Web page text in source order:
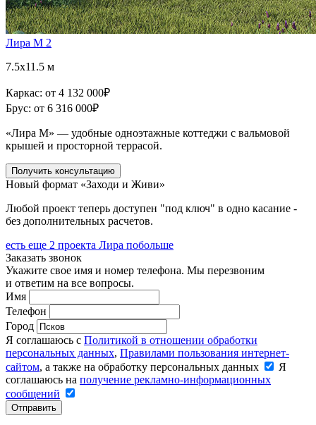
Лира М 2
7.5x11.5 м
Каркас: от 4 132 000₽
Брус: от 6 316 000₽
«Лира М» — удобные одноэтажные коттеджи с вальмовой
крышей и просторной террасой.
Получить консультацию
Новый формат «Заходи и Живи»
Любой проект теперь доступен "под ключ" в одно касание -
без дополнительных расчетов.
есть еще 2 проекта Лира побольше
Заказать звонок
Укажите свое имя и номер телефона. Мы перезвоним
и ответим на все вопросы.
Имя
Телефон
Город
Я соглашаюсь с Политикой в отношении обработки
персональных данных, Правилами пользования интернет-
сайтом, а также на обработку персональных данных
Я
соглашаюсь на получение рекламно-информационных
сообщений
Отправить